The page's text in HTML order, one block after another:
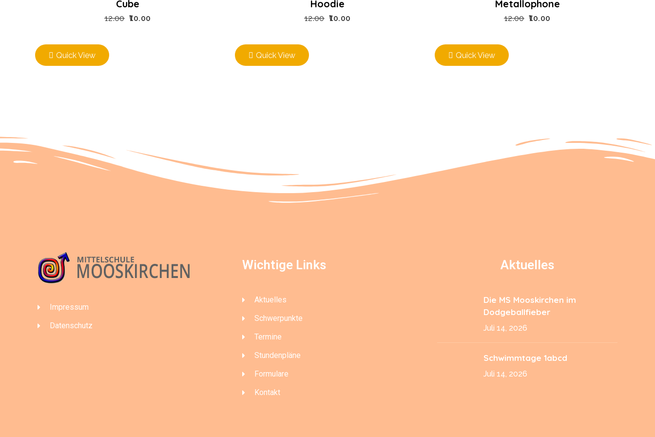
Cube
12.00 10.00
Quick View
Hoodie
12.00 10.00
Quick View
Metallophone
12.00 10.00
Quick View
Impressum
Datenschutz
Wichtige Links
Aktuelles
Schwerpunkte
Termine
Stundenpläne
Formulare
Kontakt
Aktuelles
Die MS Mooskirchen im
Dodgeballfieber
Juli 14, 2026
Schwimmtage 1abcd
Juli 14, 2026